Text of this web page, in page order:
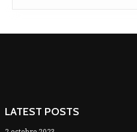
LATEST POSTS